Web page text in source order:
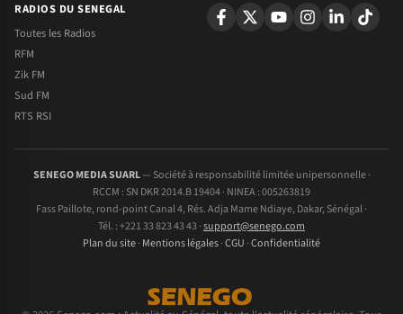
RADIOS DU SENEGAL
Toutes les Radios
RFM
Zik FM
Sud FM
RTS RSI
SENEGO MEDIA SUARL— Société à responsabilité limitée unipersonnelle ·
RCCM : SN DKR 2014.B 19404 · NINEA : 005263819
Fass Paillote, rond-point Canal 4, Rés. Adja Mame Ndiaye, Dakar, Sénégal ·
Tél. : +221 33 823 43 43 ·support@senego.com
Plan du site· Mentions légales·CGU ·Confidentialité